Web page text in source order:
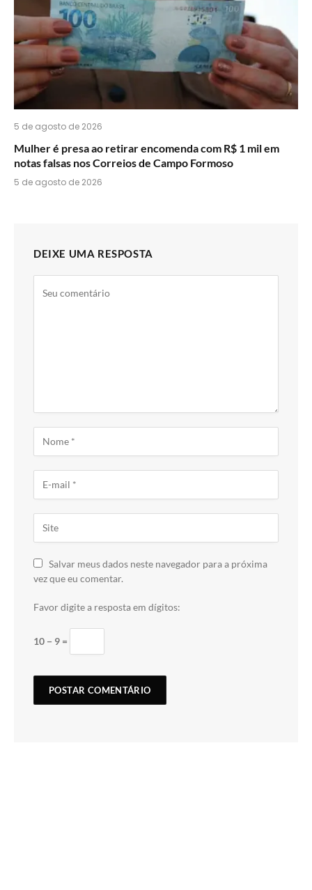
5 de agosto de 2026
Mulher é presa ao retirar encomenda com R$ 1 mil em
notas falsas nos Correios de Campo Formoso
5 de agosto de 2026
DEIXE UMA RESPOSTA
Salvar meus dados neste navegador para a próxima
vez que eu comentar.
Favor digite a resposta em dígitos:
10 − 9 =